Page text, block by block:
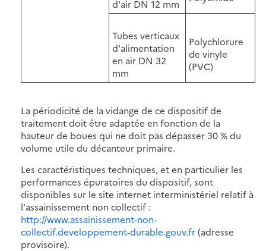
d'air DN 12 mm
Tubes verticaux
d'alimentation
en air DN 32
mm
Polychlorure
de vinyle
(PVC)
La périodicité de la vidange de ce dispositif de
traitement doit être adaptée en fonction de la
hauteur de boues qui ne doit pas dépasser 30 % du
volume utile du décanteur primaire.
Les caractéristiques techniques, et en particulier les
performances épuratoires du dispositif, sont
disponibles sur le site internet interministériel relatif à
l'assainissement non collectif :
http://www.assainissement-non-
collectif.developpement-durable.gouv.fr(adresse
provisoire).